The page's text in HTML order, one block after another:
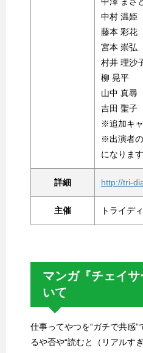
中村 温姫
藤本 彩花
宮本 崇弘
村井 理沙
柳 晃平
山中 真尋
吉田 聖子
※追加キ
※出演者
になります
詳細 http://tri-
主催 トライデ
マンガ『チェイ
いて
仕事ってやつを“ガチで共感
るや否や“読むと（リアルす